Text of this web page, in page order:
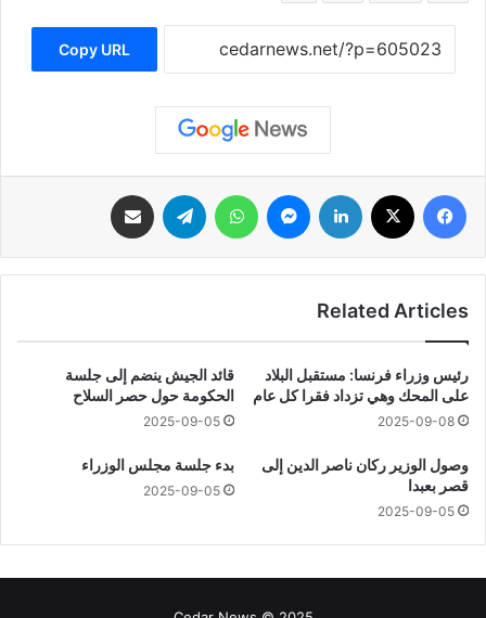
Copy URL
فيسبوك لينكدإن ماسنجر واتساب تيلقرام
Related Articles
رئيس وزراء فرنسا: مستقبل البلاد
على المحك وهي تزداد فقرا كل عام
2025-09-08
قائد الجيش ينضم إلى جلسة
الحكومة حول حصر السلاح
2025-09-05
وصول الوزير ركان ناصر الدين إلى
قصر بعبدا
2025-09-05
بدء جلسة مجلس الوزراء
2025-09-05